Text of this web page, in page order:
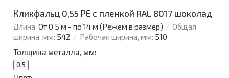
Кликфальц 0,55 РЕ с пленкой RAL 8017 шоколад
Длина: От 0,5 м - по 14 м (Режем в размер)
Общая
ширина, мм: 542 Рабочая ширина, мм: 510
Толщина металла, мм:
0.5